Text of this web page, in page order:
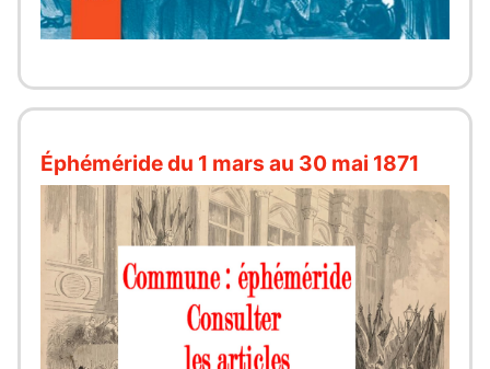
Éphéméride du 1 mars au 30 mai 1871